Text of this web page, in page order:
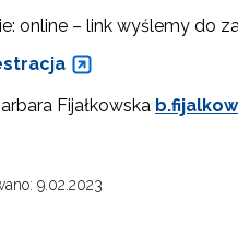
online – link wyślemy do
Fijałkowska
9.02.2023